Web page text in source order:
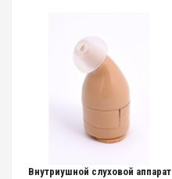
Внутриушной слуховой аппарат